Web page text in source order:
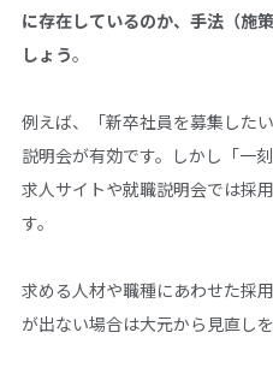
に存在しているのか、手法（施
しょう。
例えば、「新卒社員を募集した
説明会が有効です。しかし「一
求人サイトや就職説明会では採
す。
求める人材や職種にあわせた採
が出ない場合は大元から見直し